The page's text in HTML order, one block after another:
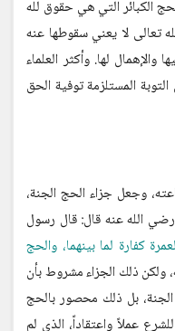
الكبائر التي هي حقوق لله
تعالى لا يعني سقوطها عنه
لها. وأكثر العلماء
المستلزمة توفية الحق
وجعل جزاء الحج الجنة،
رضي الله عنه قال: قال رسول
كفارة لما بينهما، والحج
ولكن ذلك الجزاء مشروط بأن
بل ذلك محصور بالحج
عملاً واعتقاداً، الذي لم